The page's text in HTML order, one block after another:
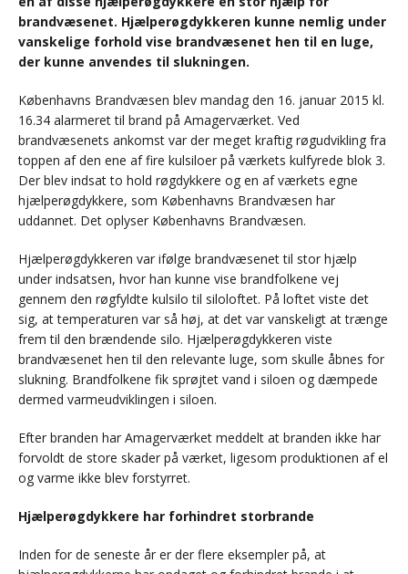
brandvæsenet. Hjælperøgdykkeren kunne nemlig under
vanskelige forhold vise brandvæsenet hen til en luge,
der kunne anvendes til slukningen.
Københavns Brandvæsen blev mandag den 16. januar 2015 kl.
16.34 alarmeret til brand på Amagerværket. Ved
brandvæsenets ankomst var der meget kraftig røgudvikling fra
toppen af den ene af fire kulsiloer på værkets kulfyrede blok 3.
Der blev indsat to hold røgdykkere og en af værkets egne
hjælperøgdykkere, som Københavns Brandvæsen har
uddannet. Det oplyser Københavns Brandvæsen.
Hjælperøgdykkeren var ifølge brandvæsenet til stor hjælp
under indsatsen, hvor han kunne vise brandfolkene vej
gennem den røgfyldte kulsilo til siloloftet. På loftet viste det
sig, at temperaturen var så høj, at det var vanskeligt at trænge
frem til den brændende silo. Hjælperøgdykkeren viste
brandvæsenet hen til den relevante luge, som skulle åbnes for
slukning. Brandfolkene fik sprøjtet vand i siloen og dæmpede
dermed varmeudviklingen i siloen.
Efter branden har Amagerværket meddelt at branden ikke har
forvoldt de store skader på værket, ligesom produktionen af el
og varme ikke blev forstyrret.
Hjælperøgdykkere har forhindret storbrande
Inden for de seneste år er der flere eksempler på, at